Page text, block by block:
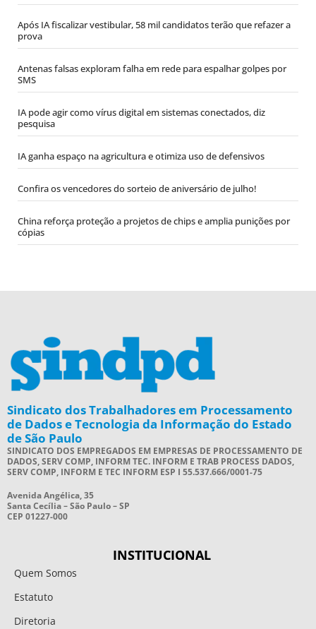
Após IA fiscalizar vestibular, 58 mil candidatos terão que refazer a
prova
Antenas falsas exploram falha em rede para espalhar golpes por
SMS
IA pode agir como vírus digital em sistemas conectados, diz
pesquisa
IA ganha espaço na agricultura e otimiza uso de defensivos
Confira os vencedores do sorteio de aniversário de julho!
China reforça proteção a projetos de chips e amplia punições por
cópias
Sindicato dos Trabalhadores em Processamento
de Dados e Tecnologia da Informação do Estado
de São Paulo
SINDICATO DOS EMPREGADOS EM EMPRESAS DE PROCESSAMENTO DE
DADOS, SERV COMP, INFORM TEC. INFORM E TRAB PROCESS DADOS,
SERV COMP, INFORM E TEC INFORM ESP I 55.537.666/0001-75
Avenida Angélica, 35
Santa Cecília – São Paulo – SP
CEP 01227-000
INSTITUCIONAL
Quem Somos
Estatuto
Diretoria